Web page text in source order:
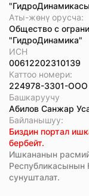
Аты-жөнү орусча:
Общество с
"ГидроДинамика"
ИСН
00612202310139
Каттоо номери:
224978-3301-ООО
Башкаруучу
Абилов Санжар
Байланышуу:
Биздин портал
бербейт.
Ишкананын
Республикасынын
сунушталат.